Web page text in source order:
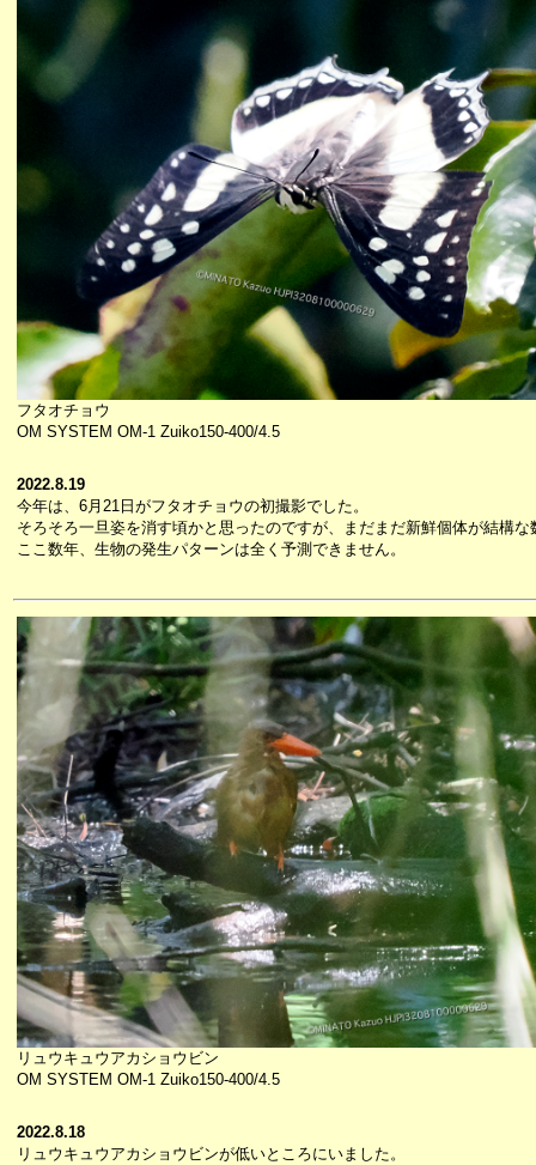
フタオチョウ
OM SYSTEM OM-1 Zuiko150-400/4.5
2022.8.19
今年は、6月21日がフタオチョウの初撮影でした。
そろそろ一旦姿を消す頃かと思ったのですが、まだまだ新鮮個体が結構な
ここ数年、生物の発生パターンは全く予測できません。
リュウキュウアカショウビン
OM SYSTEM OM-1 Zuiko150-400/4.5
2022.8.18
リュウキュウアカショウビンが低いところにいました。